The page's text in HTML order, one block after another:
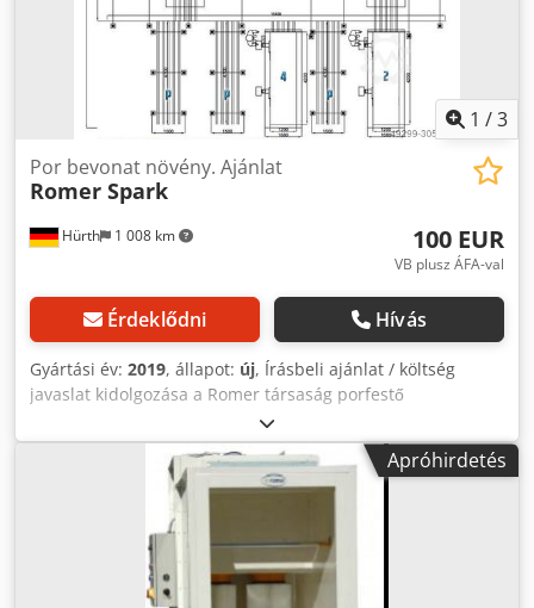
pintura en pole, porbevonattal, Jauhemaalaus,
muovijauhetta, Peinture en poudre, hőre lágyuló műanyag,
Verniciatura a polvere, Poederlakken, Порошковая окрск
фарбування gemapulverbeschichtungskabine porbevonó
üzem porbevonó üzem porfestő kabin porfestéshez
Felületi technika Porfegyver porfegyverek tüzelőkemence
porkemence ipari kemence ipari kemence ipari kemence
konvekciós sütőkemence porkemence Dkedpfx Asb Al
1 /3
Hürth 1 008 km
Por bevonat növény. Ajánlat
Romer Spark
100 EUR
VB plusz ÁFA-val
Érdeklődni Hívás
Gyártási év: 2019, állapot: új, Írásbeli ajánlat / költség
javaslat kidolgozása a Romer társaság porfestő
rendszeréhez. Dsdpfxsc Sd D Se Akuokr
Apróhirdetés